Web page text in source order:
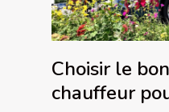
Choisir le
chauffeur